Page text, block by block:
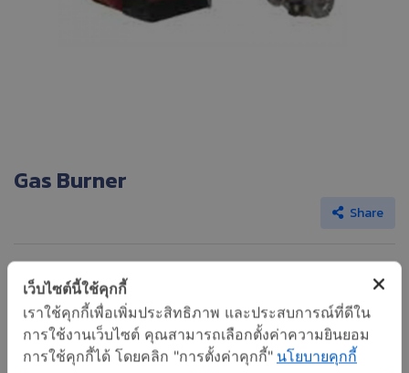
Gas Burner
Share
More picture
เว็บไซต์นี้ใช้คุกกี้
เราใช้คุกกี้เพื่อเพิ่มประสิทธิภาพ และประสบการณ์ที่ดีใน
การใช้งานเว็บไซต์ คุณสามารถเลือกตั้งค่าความยินยอม
การใช้คุกกี้ได้ โดยคลิก "การตั้งค่าคุกกี้" นโยบายคุกกี้